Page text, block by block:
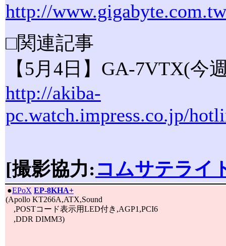
http://
□関連記事
【5月4日】GA-7VTX(今
http://akiba-
pc.watch.impress.co.jp/
[撮影協力:コムサテライ
●EPoX EP-8KHA+
(Apollo KT266A,ATX,Sound
,POSTコード表示用LED付き,AGP1,PCI6
,DDR DIMM3)